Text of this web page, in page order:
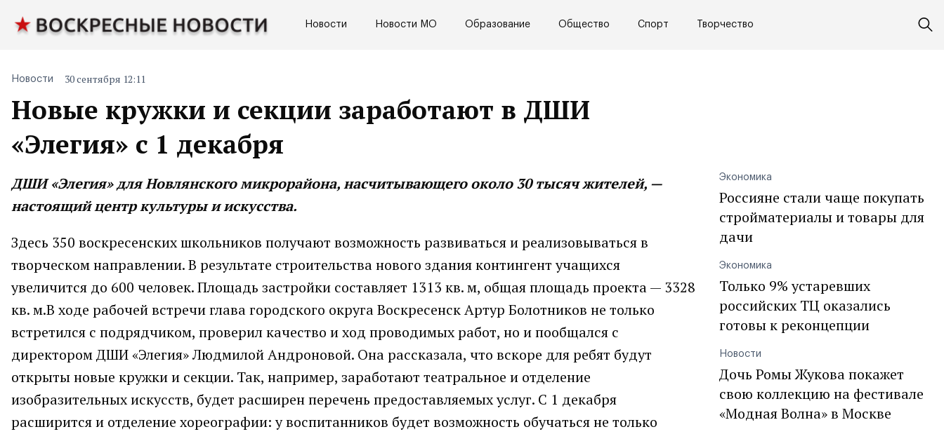
Новости Новости МО Образование Общество Спорт Творчество
Новые кружки и секции заработают в ДШИ
«Элегия» с 1 декабря
Новости 30 сентября 12:11
ДШИ «Элегия» для Новлянского микрорайона, насчитывающего около 30 тысяч жителей, —
настоящий центр культуры и искусства.
Здесь 350 воскресенских школьников получают возможность развиваться и реализовываться в
творческом направлении. В результате строительства нового здания контингент учащихся
увеличится до 600 человек. Площадь застройки составляет 1313 кв. м, общая площадь проекта — 3328
кв. м.В ходе рабочей встречи глава городского округа Воскресенск Артур Болотников не только
встретился с подрядчиком, проверил качество и ход проводимых работ, но и пообщался с
директором ДШИ «Элегия» Людмилой Андроновой. Она рассказала, что вскоре для ребят будут
открыты новые кружки и секции. Так, например, заработают театральное и отделение
изобразительных искусств, будет расширен перечень предоставляемых услуг. С 1 декабря
расширится и отделение хореографии: у воспитанников будет возможность обучаться не только
Экономика
Россияне стали чаще покупать
стройматериалы и товары для
дачи
Экономика
Только 9% устаревших
российских ТЦ оказались
готовы к реконцепции
Новости
Дочь Ромы Жукова покажет
свою коллекцию на фестивале
«Модная Волна» в Москве